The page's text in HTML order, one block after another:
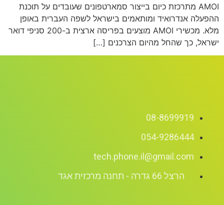
AMOI מתרכזת כיום בייצור סמארטפונים שעובדים על תוכנת
ההפעלה אנדרואיד ומותאמים בישראל לשפה העברית באופן
מלא. מכשירי AMOI מוצעים בפריסה ארצית ב-200 סניפי דואר
ישראל, כך שהחל מהיום הצרכנים […]
08-8699919
054-9286444
tech.phone.il@gmail.com
הרצל 66 גדרה - תחנה מרכזית אגד